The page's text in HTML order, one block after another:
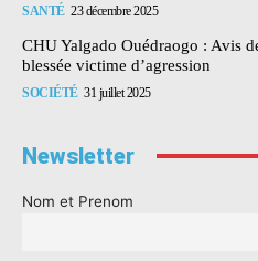
SANTÉ 23 décembre 2025
CHU Yalgado Ouédraogo : Avis
blessée victime d’agression
SOCIÉTÉ 31 juillet 2025
Newsletter
Nom et Prenom